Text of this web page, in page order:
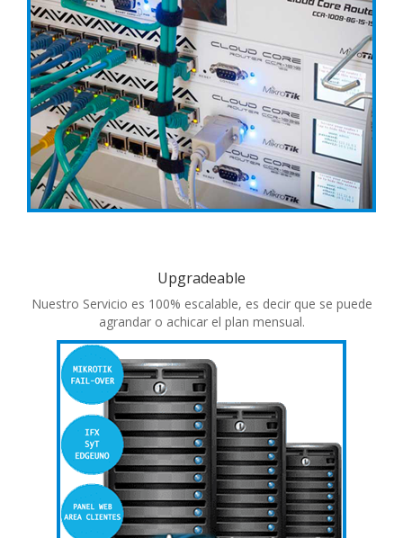
Upgradeable
Nuestro Servicio es 100% escalable, es decir que se puede
agrandar o achicar el plan mensual.